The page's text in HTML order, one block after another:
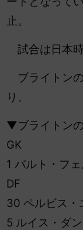
止。
試合は日本
ブライトン
り。
▼ブライトン
GK
1 バルト・フ
DF
30 ペルビス・
5 ルイス・ダ